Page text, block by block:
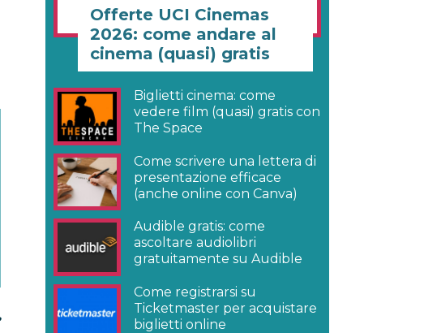
Offerte UCI Cinemas
2026: come andare al
cinema (quasi) gratis
Biglietti cinema: come
vedere film (quasi) gratis con
The Space
Come scrivere una lettera di
presentazione efficace
(anche online con Canva)
Audible gratis: come
ascoltare audiolibri
gratuitamente su Audible
Come registrarsi su
Ticketmaster per acquistare
biglietti online